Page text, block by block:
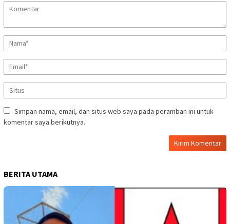
Simpan nama, email, dan situs web saya pada peramban ini untuk
komentar saya berikutnya.
BERITA UTAMA